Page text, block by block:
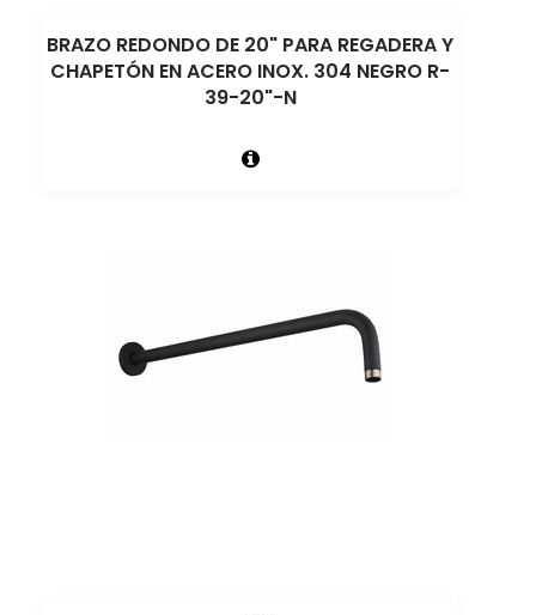
BRAZO REDONDO DE 20" PARA REGADERA Y
CHAPETÓN EN ACERO INOX. 304 NEGRO R-
39-20"-N